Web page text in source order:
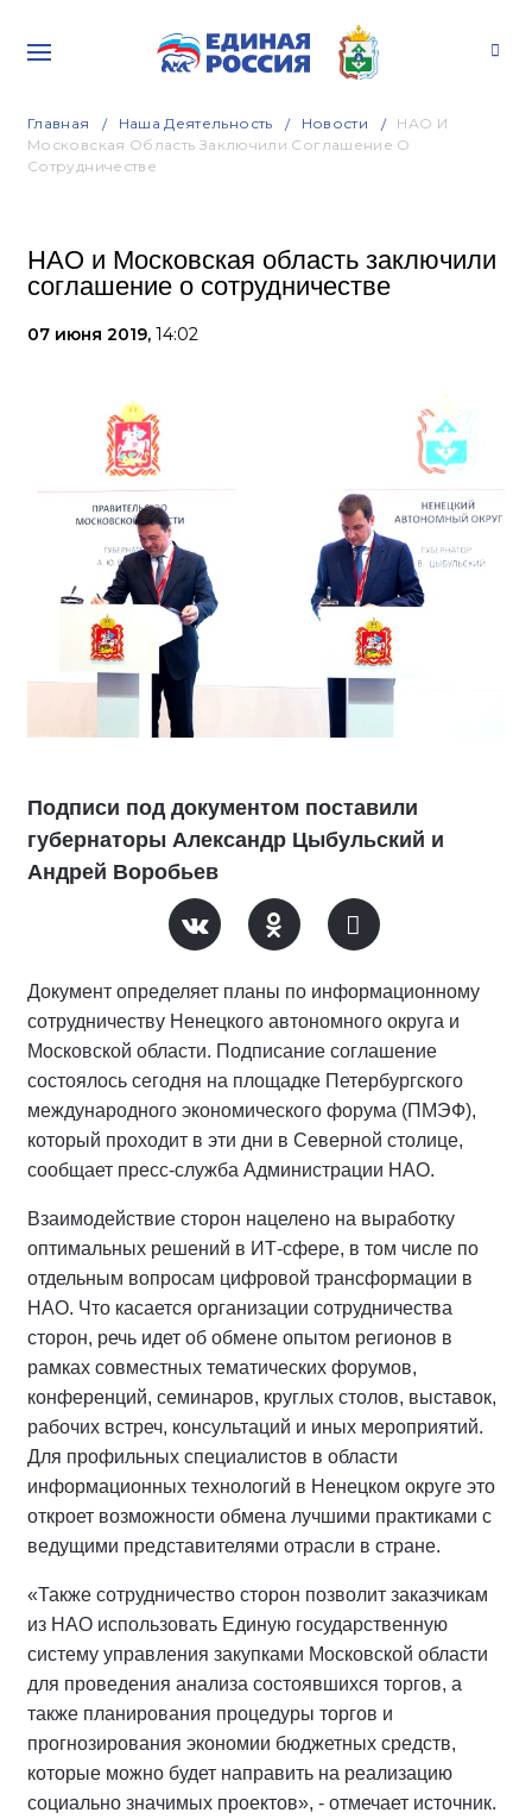
Главная Наша Деятельность Новости
НАО И
Московская Область Заключили Соглашение О
Сотрудничестве
НАО и Московская область заключили
соглашение о сотрудничестве
07 июня 2019, 14:02
Подписи под документом поставили
губернаторы Александр Цыбульский и
Андрей Воробьев
Документ определяет планы по информационному
сотрудничеству Ненецкого автономного округа и
Московской области. Подписание соглашение
состоялось сегодня на площадке Петербургского
международного экономического форума (ПМЭФ),
который проходит в эти дни в Северной столице,
сообщает пресс-служба Администрации НАО.
Взаимодействие сторон нацелено на выработку
оптимальных решений в ИТ-сфере, в том числе по
отдельным вопросам цифровой трансформации в
НАО. Что касается организации сотрудничества
сторон, речь идет об обмене опытом регионов в
рамках совместных тематических форумов,
конференций, семинаров, круглых столов, выставок,
рабочих встреч, консультаций и иных мероприятий.
Для профильных специалистов в области
информационных технологий в Ненецком округе это
откроет возможности обмена лучшими практиками с
ведущими представителями отрасли в стране.
«Также сотрудничество сторон позволит заказчикам
из НАО использовать Единую государственную
систему управления закупками Московской области
для проведения анализа состоявшихся торгов, а
также планирования процедуры торгов и
прогнозирования экономии бюджетных средств,
которые можно будет направить на реализацию
социально значимых проектов», - отмечает источник.